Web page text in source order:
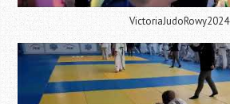
VictoriaJudoRowy2024